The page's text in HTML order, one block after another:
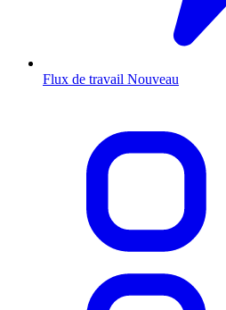
Flux de travail Nouveau